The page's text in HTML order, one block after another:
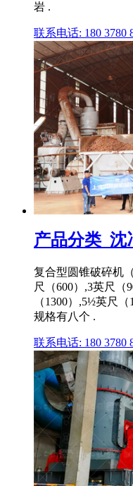
岩 .
联系电话: 180 3780
产品分类_沈
复合型圆锥破碎机
尺（600）,3英尺（
（1300）,5½英尺
规格有八个 .
联系电话: 180 3780